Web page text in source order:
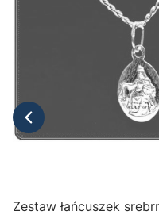
Zestaw łańcuszek